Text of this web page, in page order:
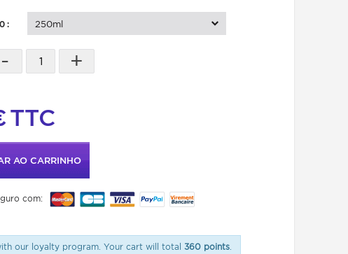
: 250ml
- +
TTC
AO CARRINHO
com:
our loyalty program. Your cart will total 360 points.